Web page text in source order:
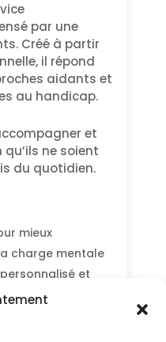
par une
Créé à partir
il répond
aidants et
au handicap.
et
ne soient
du quotidien.
mieux
charge mentale
et
pour